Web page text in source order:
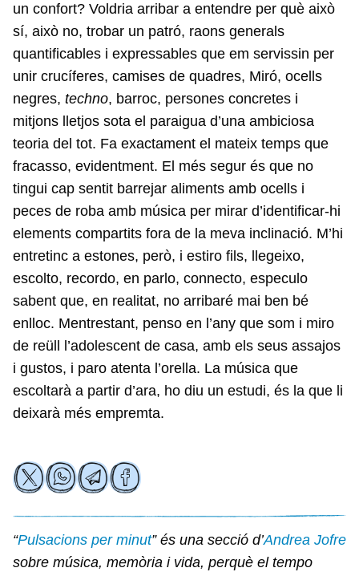
un confort? Voldria arribar a entendre per què això
sí, això no, trobar un patró, raons generals
quantificables i expressables que em servissin per
unir crucíferes, camises de quadres, Miró, ocells
negres, techno, barroc, persones concretes i
mitjons lletjos sota el paraigua d’una ambiciosa
teoria del tot. Fa exactament el mateix temps que
fracasso, evidentment. El més segur és que no
tingui cap sentit barrejar aliments amb ocells i
peces de roba amb música per mirar d’identificar-hi
elements compartits fora de la meva inclinació. M’hi
entretinc a estones, però, i estiro fils, llegeixo,
escolto, recordo, en parlo, connecto, especulo
sabent que, en realitat, no arribaré mai ben bé
enlloc. Mentrestant, penso en l’any que som i miro
de reüll l’adolescent de casa, amb els seus assajos
i gustos, i paro atenta l’orella. La música que
escoltarà a partir d’ara, ho diu un estudi, és la que li
deixarà més empremta.
“Pulsacions per minut” és una secció d’Andrea Jofre
sobre música, memòria i vida, perquè el tempo